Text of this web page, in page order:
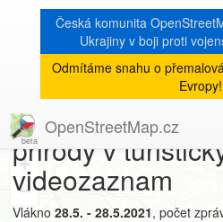
Česká komunita
Ukrajiny v boji proti
Odmítáme snahu o
Evropy!
OpenStreetMap.cz
8
+
−
« zpět na výpis
[Talk-cz]
Fwd: Workshop
prirody v
videozaznam
Vlákno 28.5. - 28.5.2021, počet